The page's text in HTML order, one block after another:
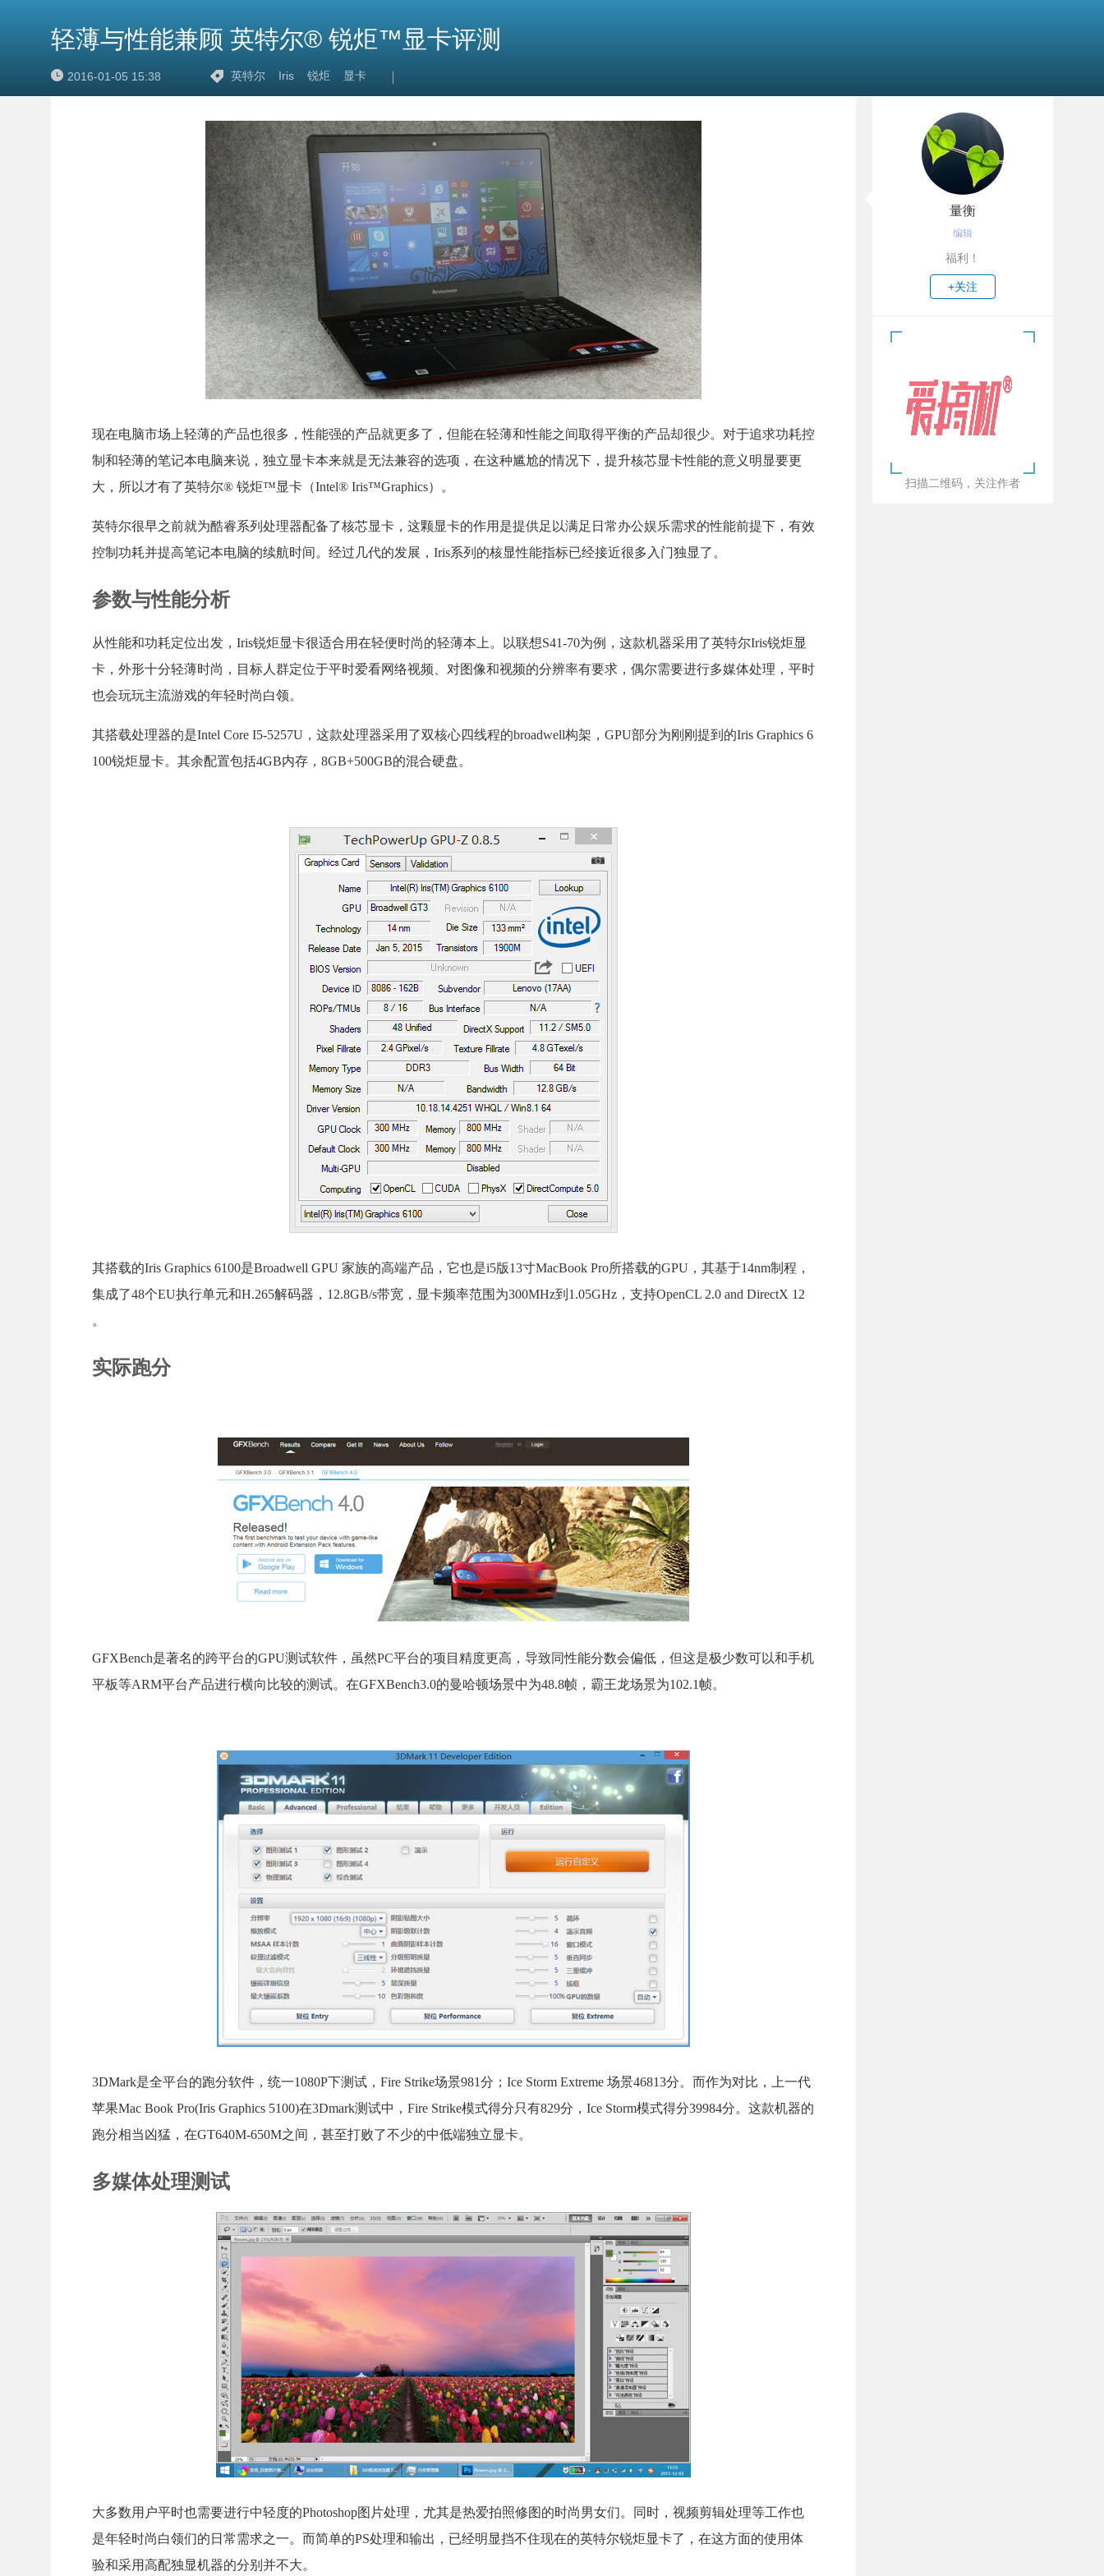
轻薄与性能兼顾 英特尔® 锐炬™显卡评测
2016-01-05 15:38 英特尔 Iris 锐炬 显卡
现在电脑市场上轻薄的产品也很多，性能强的产品就更多了，但能在轻薄和性能之间取得平衡的产品却很少。对于追求功耗控
制和轻薄的笔记本电脑来说，独立显卡本来就是无法兼容的选项，在这种尴尬的情况下，提升核芯显卡性能的意义明显要更
大，所以才有了英特尔® 锐炬™显卡（Intel® Iris™Graphics）。
英特尔很早之前就为酷睿系列处理器配备了核芯显卡，这颗显卡的作用是提供足以满足日常办公娱乐需求的性能前提下，有效
控制功耗并提高笔记本电脑的续航时间。经过几代的发展，Iris系列的核显性能指标已经接近很多入门独显了。
参数与性能分析
从性能和功耗定位出发，Iris锐炬显卡很适合用在轻便时尚的轻薄本上。以联想S41-70为例，这款机器采用了英特尔Iris锐炬显
卡，外形十分轻薄时尚，目标人群定位于平时爱看网络视频、对图像和视频的分辨率有要求，偶尔需要进行多媒体处理，平时
也会玩玩主流游戏的年轻时尚白领。
其搭载处理器的是Intel Core I5-5257U，这款处理器采用了双核心四线程的broadwell构架，GPU部分为刚刚提到的Iris Graphics 6
100锐炬显卡。其余配置包括4GB内存，8GB+500GB的混合硬盘。
其搭载的Iris Graphics 6100是Broadwell GPU 家族的高端产品，它也是i5版13寸MacBook Pro所搭载的GPU，其基于14nm制程，
集成了48个EU执行单元和H.265解码器，12.8GB/s带宽，显卡频率范围为300MHz到1.05GHz，支持OpenCL 2.0 and DirectX 12
。
实际跑分
GFXBench是著名的跨平台的GPU测试软件，虽然PC平台的项目精度更高，导致同性能分数会偏低，但这是极少数可以和手机
平板等ARM平台产品进行横向比较的测试。在GFXBench3.0的曼哈顿场景中为48.8帧，霸王龙场景为102.1帧。
3DMark是全平台的跑分软件，统一1080P下测试，Fire Strike场景981分；Ice Storm Extreme 场景46813分。而作为对比，上一代
苹果Mac Book Pro(Iris Graphics 5100)在3Dmark测试中，Fire Strike模式得分只有829分，Ice Storm模式得分39984分。这款机器的
跑分相当凶猛，在GT640M-650M之间，甚至打败了不少的中低端独立显卡。
多媒体处理测试
大多数用户平时也需要进行中轻度的Photoshop图片处理，尤其是热爱拍照修图的时尚男女们。同时，视频剪辑处理等工作也
是年轻时尚白领们的日常需求之一。而简单的PS处理和输出，已经明显挡不住现在的英特尔锐炬显卡了，在这方面的使用体
验和采用高配独显机器的分别并不大。
量衡
编辑
福利！
+关注
扫描二维码，关注作者